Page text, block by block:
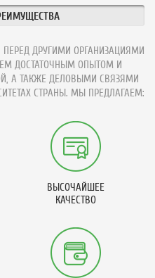
ДРУГИМИ ОРГАНИЗАЦИЯМИ
ДОСТАТОЧНЫМ ОПЫТОМ И
А ТАКЖЕ ДЕЛОВЫМИ СВЯЗЯМИ
СТРАНЫ. МЫ ПРЕДЛАГАЕМ:
ВЫСОЧАЙШЕЕ
КАЧЕСТВО